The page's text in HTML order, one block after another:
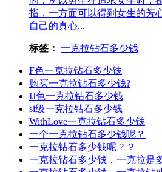
指，一方面可以得到女生的芳
自己的真心...
标签： 一克拉钻石多少钱
F色一克拉钻石多少钱
购买一克拉钻石多少钱?
IJ色一克拉钻石多少钱
si级一克拉钻石多少钱
WithLove一克拉钻石多少钱
一个一克拉钻石多少钱呢？
一克拉钻石多少钱呢？？
一克拉钻石多少钱，一克拉是